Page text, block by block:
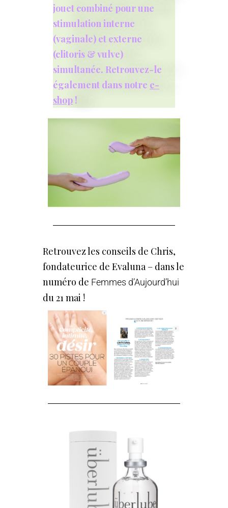
jouet combiné pour une
stimulation interne
(vaginale) et externe
(clitoris & vulve)
simultanée. Retrouvez-le
également dans notre e-
shop !
Retrouvez les conseils de Chris,
fondateurice de Evaluna – dans le
numéro de Femmes d’Aujourd’hui
du 21 mai !